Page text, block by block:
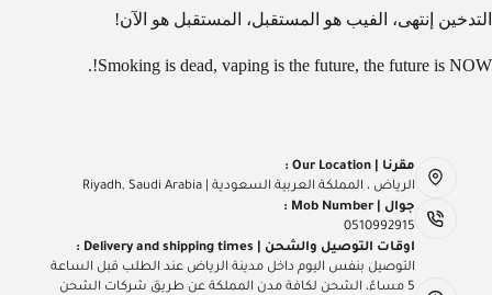
التدخين إنتهى، الفيب هو المستقبل، المستقبل هو الآن!
Smoking is dead, vaping is the future, the future is NOW!.
مقرنا | Our Location :
الرياض ، المملكة العربية السعودية | Riyadh, Saudi Arabia
جوال | Mob Number :
0510992915
اوقات التوصيل والشحن | Delivery and shipping times :
التوصيل بنفس اليوم داخل مدينة الرياض عند الطلب قبل الساعة
5 مساءً، الشحن لكافة مدن المملكة عن طريق شركات الشحن